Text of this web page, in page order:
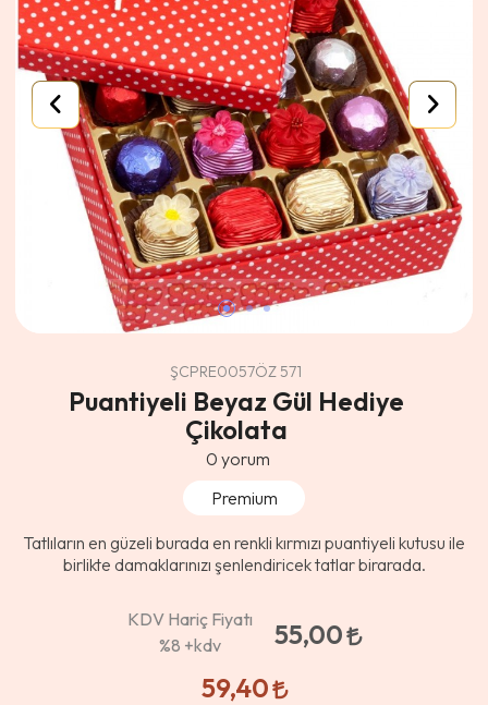
ŞCPRE0057ÖZ 571
Puantiyeli Beyaz Gül Hediye
Çikolata
0 yorum
Premium
Tatlıların en güzeli burada en renkli kırmızı puantiyeli kutusu ile
birlikte damaklarınızı şenlendiricek tatlar birarada.
KDV Hariç Fiyatı
%8 +kdv
55,00
59,40